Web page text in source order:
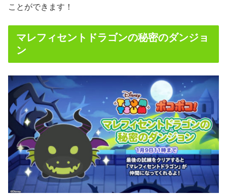
ことができます！
マレフィセントドラゴンの秘密のダンジョ
ン